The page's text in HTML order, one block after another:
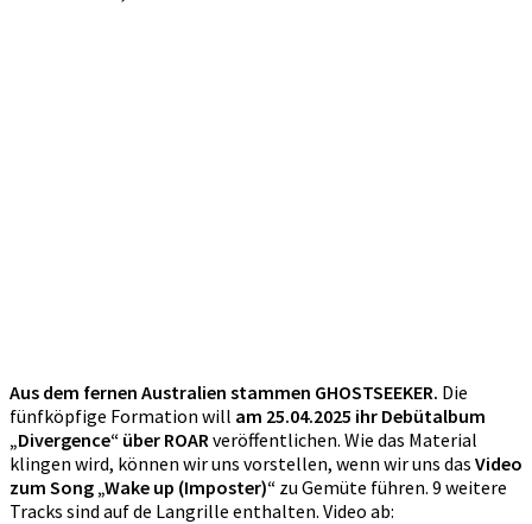
Aus dem fernen Australien stammen GHOSTSEEKER. Die
fünfköpfige Formation will am 25.04.2025 ihr Debütalbum
„Divergence“ über ROAR veröffentlichen. Wie das Material
klingen wird, können wir uns vorstellen, wenn wir uns das Video
zum Song „Wake up (Imposter)“ zu Gemüte führen. 9 weitere
Tracks sind auf de Langrille enthalten. Video ab: